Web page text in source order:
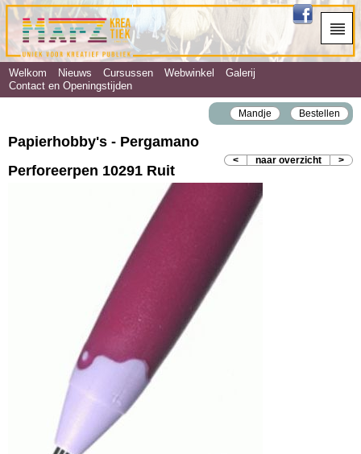
Welkom Nieuws Cursussen Webwinkel
Galerij
Contact en Openingstijden
Mandje Bestellen
Papierhobby's - Pergamano
< naar overzicht >
Perforeerpen 10291 Ruit